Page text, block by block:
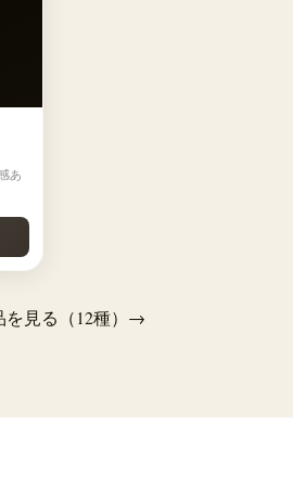
あ
を見る（12種）→